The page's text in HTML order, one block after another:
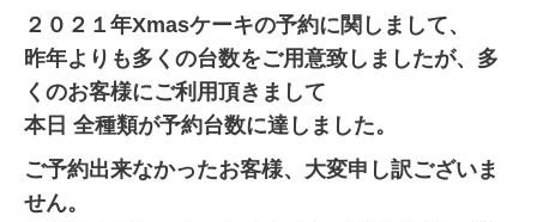
２０２１年Xmasケーキの予約に関しまして、
昨年よりも多くの台数をご用意致しましたが、多
くのお客様にご利用頂きまして
本日 全種類が予約台数に達しました。
ご予約出来なかったお客様、大変申し訳ございま
せん。